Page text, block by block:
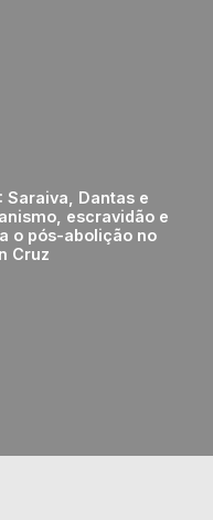
Saraiva, Dantas e
escravidão e
o pós-abolição no
Cruz